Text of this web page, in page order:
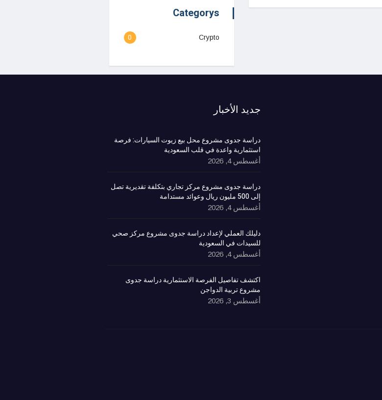
Categorys
Crypto
0
جديد الأخبار
دراسة جدوى مشروع محل بيع زيوت السيارات: فرصة
استثمارية واعدة في قلب السعودية
أغسطس 4, 2026
دراسة جدوى مشروع مركز تجاري بتكلفة تقديرية تصل
إلى 500 مليون ريال وعوائد مستدامة
أغسطس 4, 2026
دليلك العملي لإعداد دراسة جدوى مشروع مركز صحي
للسيدات في السعودية
أغسطس 4, 2026
اكتشف تفاصيل الفرصة الاستثمارية دراسة جدوى
مشروع تربية الدواجن
أغسطس 3, 2026